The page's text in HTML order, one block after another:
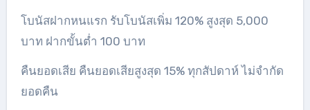
โบนัสฝากหนแรก รับโบนัสเพิ่ม 120% สูงสุด 5,000
บาท ฝากขั้นต่ำ 100 บาท
คืนยอดเสีย คืนยอดเสียสูงสุด 15% ทุกสัปดาห์ ไม่จำกัด
ยอดคืน